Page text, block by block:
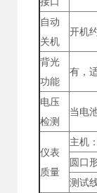
自动
关机
开机
背光
功能
有，
电压
检测
当电
仪表
质量
主机
圆口
测试